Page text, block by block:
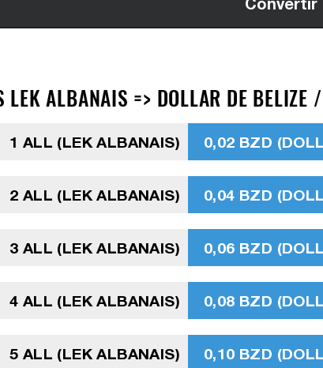
LEK ALBANAIS => DOLLAR DE BELIZE
1 ALL (LEK ALBANAIS) 0,02 BZD
2 ALL (LEK ALBANAIS) 0,04 BZD
3 ALL (LEK ALBANAIS) 0,06 BZD
4 ALL (LEK ALBANAIS) 0,08 BZD
5 ALL (LEK ALBANAIS) 0,10 BZD